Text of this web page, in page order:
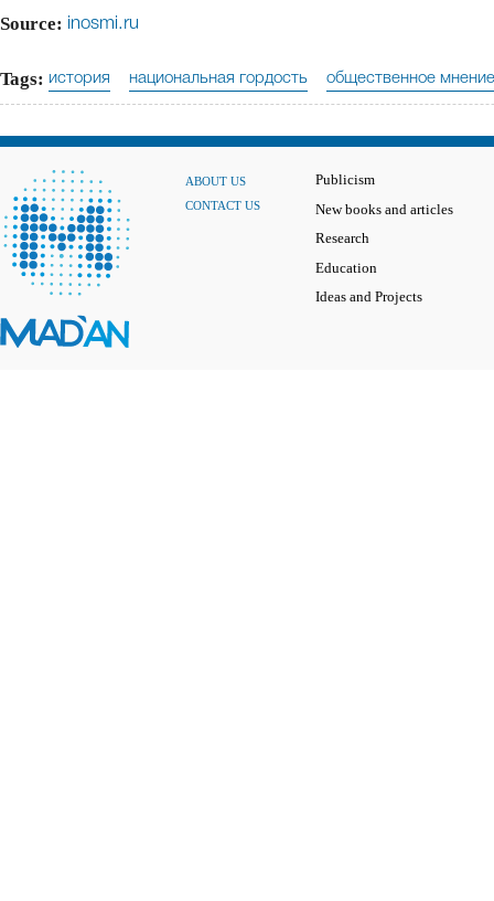
Source: inosmi.ru
Tags: история национальная гордость общественное мнение
ABOUT US
CONTACT US
Publicism
New books and articles
Research
Education
Ideas and Projects